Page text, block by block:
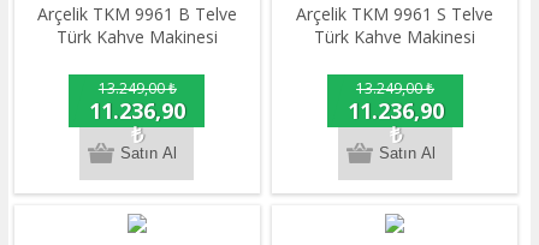
Arçelik TKM 9961 B Telve
Türk Kahve Makinesi
13.249,00 ₺
11.236,90
₺
Arçelik TKM 9961 S Telve
Türk Kahve Makinesi
13.249,00 ₺
11.236,90
₺